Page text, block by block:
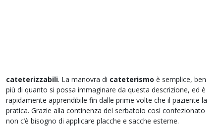
cateterizzabili. La manovra di cateterismo è semplice, ben
più di quanto si possa immaginare da questa descrizione, ed è
rapidamente apprendibile fin dalle prime volte che il paziente la
pratica. Grazie alla continenza del serbatoio così confezionato
non c’è bisogno di applicare placche e sacche esterne.